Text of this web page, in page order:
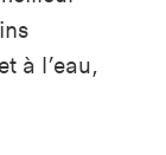
à l’eau,